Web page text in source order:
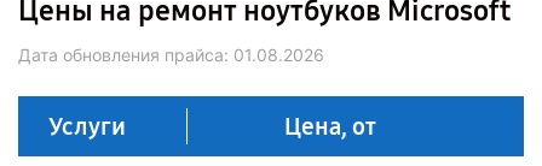
Цены на ремонт ноутбуков Microsoft
Дата обновления прайса: 01.08.2026
Услуги Цена, от